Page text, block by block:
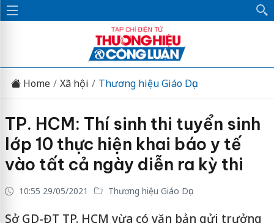
Home Xã hội Thương hiệu Giáo Dục
TP. HCM: Thí sinh thi tuyển sinh
lớp 10 thực hiện khai báo y tế
vào tất cả ngày diễn ra kỳ thi
10:55 29/05/2021 Thương hiệu Giáo Dục
Sở GD-ĐT TP. HCM vừa có văn bản gửi trưởng